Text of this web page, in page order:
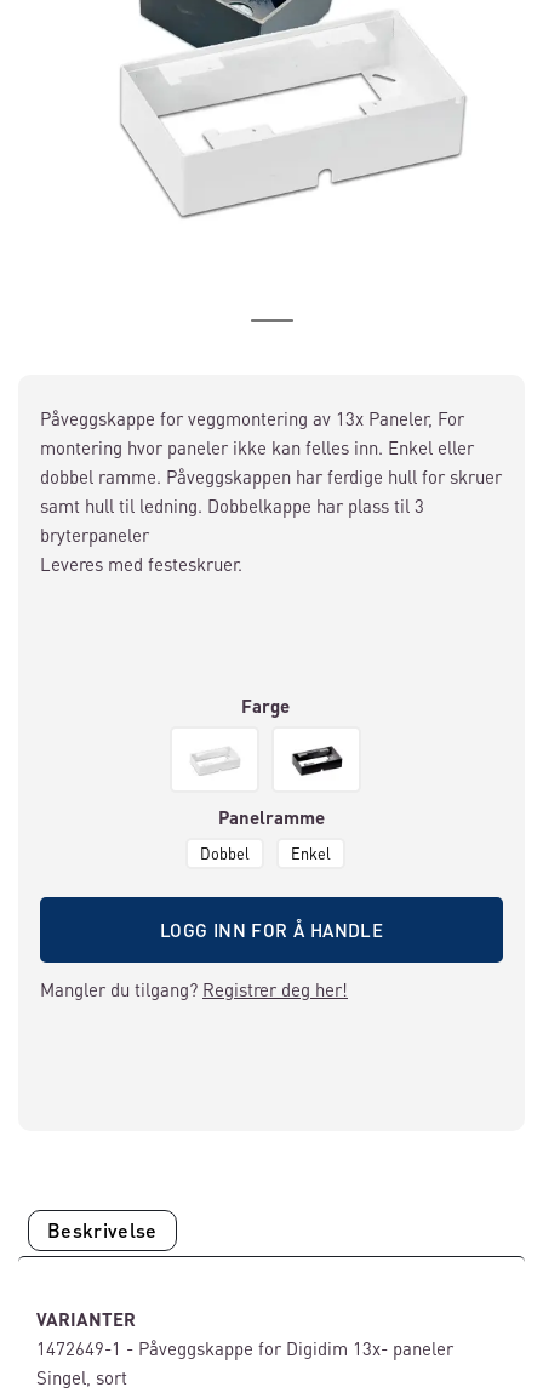
Påveggskappe for veggmontering av 13x Paneler, For
montering hvor paneler ikke kan felles inn. Enkel eller
dobbel ramme. Påveggskappen har ferdige hull for skruer
samt hull til ledning. Dobbelkappe har plass til 3
bryterpaneler
Leveres med festeskruer.
Farge
Panelramme
Dobbel Enkel
LOGG INN FOR Å HANDLE
Mangler du tilgang? Registrer deg her!
Beskrivelse
VARIANTER
1472649-1 - Påveggskappe for Digidim 13x- paneler
Singel, sort